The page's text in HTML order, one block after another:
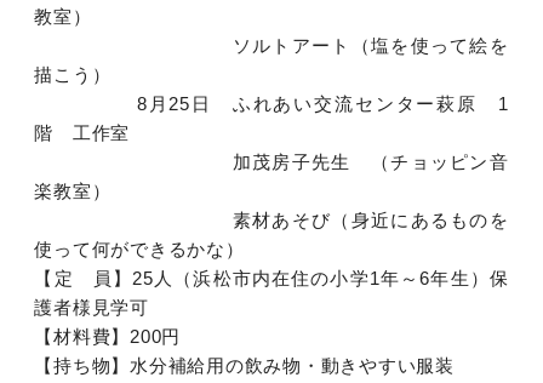
教室）
ソルトアート（塩を使って絵を
描こう）
8月25日 ふれあい交流センター萩原 1
階 工作室
加茂房子先生 （チョッピン音
楽教室）
素材あそび（身近にあるものを
使って何ができるかな）
【定 員】25人（浜松市内在住の小学1年～6年生）保
護者様見学可
【材料費】200円
【持ち物】水分補給用の飲み物・動きやすい服装